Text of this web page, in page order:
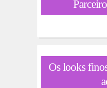
Os looks